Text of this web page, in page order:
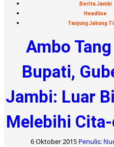
Berita Jambi
Headline
Tanjung Jabung
Ambo
Bupati,
Jambi: Luar
Melebihi
6 Oktober 2015 Penulis: